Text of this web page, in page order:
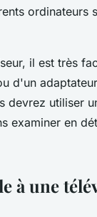
ordinateurs
il est très
d'un
devrez utiliser
examiner en
à une